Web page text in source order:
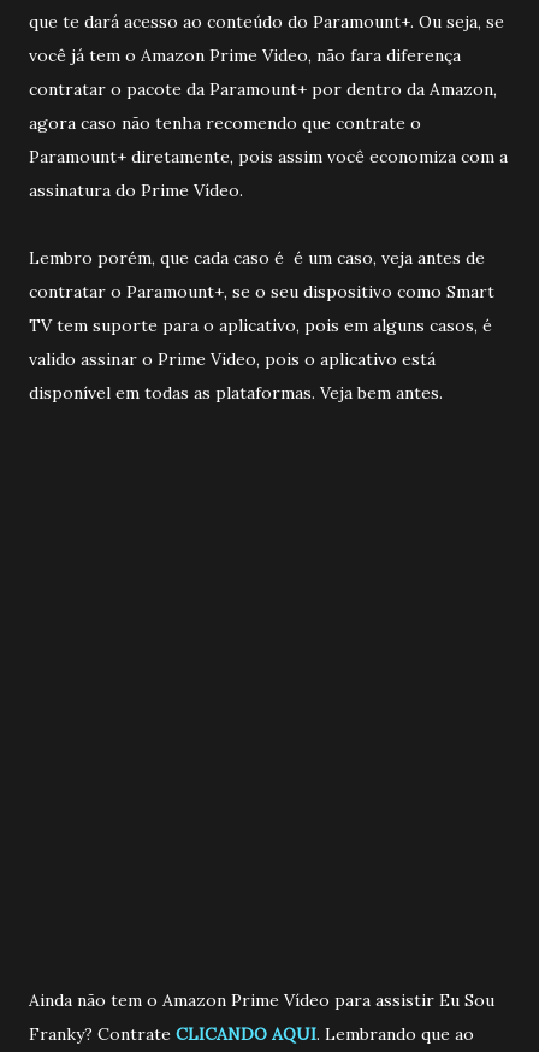
que te dará acesso ao conteúdo do Paramount+. Ou seja, se
você já tem o Amazon Prime Video, não fara diferença
contratar o pacote da Paramount+ por dentro da Amazon,
agora caso não tenha recomendo que contrate o
Paramount+ diretamente, pois assim você economiza com a
assinatura do Prime Vídeo.
Lembro porém, que cada caso é é um caso, veja antes de
contratar o Paramount+, se o seu dispositivo como Smart
TV tem suporte para o aplicativo, pois em alguns casos, é
valido assinar o Prime Video, pois o aplicativo está
disponível em todas as plataformas. Veja bem antes.
Ainda não tem o Amazon Prime Vídeo para assistir Eu Sou
Franky? Contrate CLICANDO AQUI. Lembrando que ao